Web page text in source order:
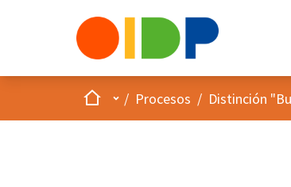
InicioMenú principal
/ Procesos / Distinción